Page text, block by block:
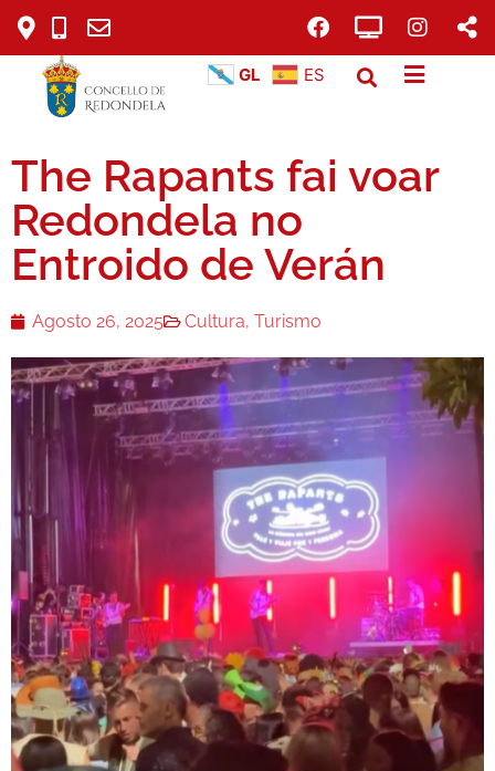
GL ES
The Rapants fai voar
Redondela no
Entroido de Verán
Agosto 26, 2025 Cultura, Turismo